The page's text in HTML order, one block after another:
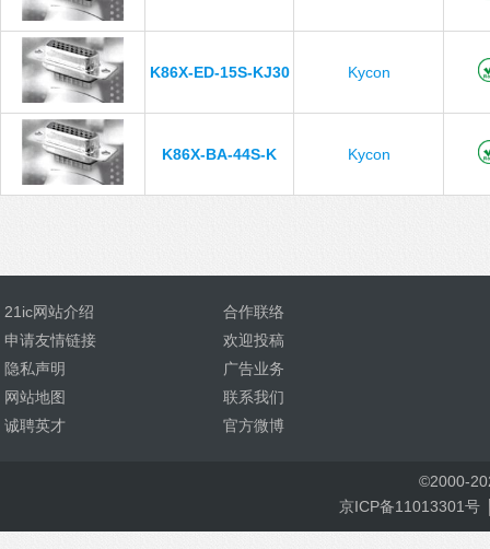
K86X-ED-15S-KJ30 Kycon
K86X-BA-44S-K Kycon
21ic网站介绍
合作联络
申请友情链接
欢迎投稿
隐私声明
广告业务
网站地图
联系我们
诚聘英才
官方微博
©2000-
京ICP备11013301号